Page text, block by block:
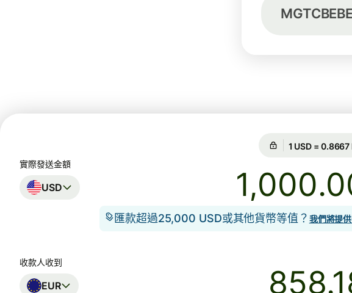
匯率保證為期8
實際發送金額
USD
匯款超過25,000 USD或其他貨幣等值？ 我們將提
收款人收到
EUR